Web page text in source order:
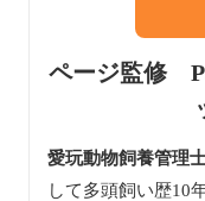
ページ監修
愛玩動物飼養管理
して多頭飼い歴10